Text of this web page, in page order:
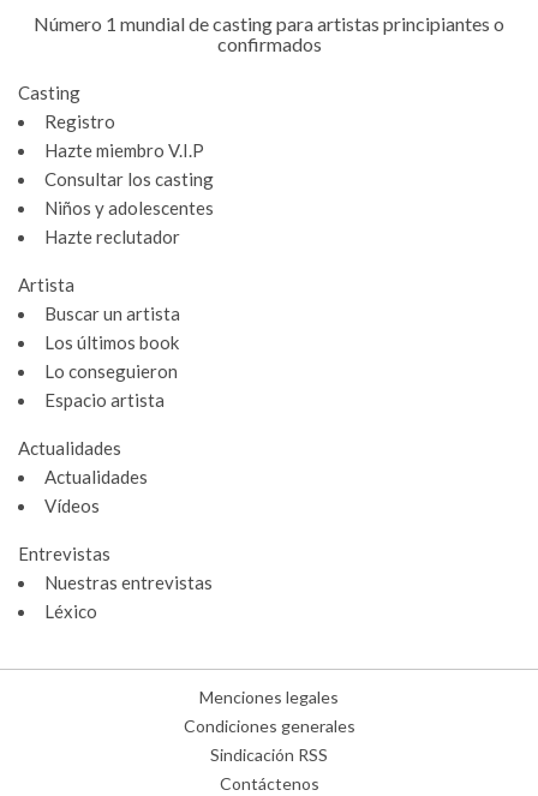
Número 1 mundial de casting para artistas principiantes o
confirmados
Casting
Registro
Hazte miembro V.I.P
Consultar los casting
Niños y adolescentes
Hazte reclutador
Artista
Buscar un artista
Los últimos book
Lo conseguieron
Espacio artista
Actualidades
Actualidades
Vídeos
Entrevistas
Nuestras entrevistas
Léxico
Menciones legales
Condiciones generales
Sindicación RSS
Contáctenos